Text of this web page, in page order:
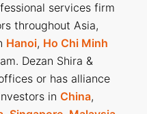
services firm
throughout Asia,
Hanoi, Ho Chi Minh
Dezan Shira &
or has alliance
in China,